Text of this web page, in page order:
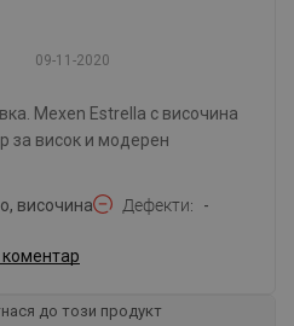
09-11-2020
Mexen Estrella с височина
за висок и модерен
височина Дефекти -
до този продукт